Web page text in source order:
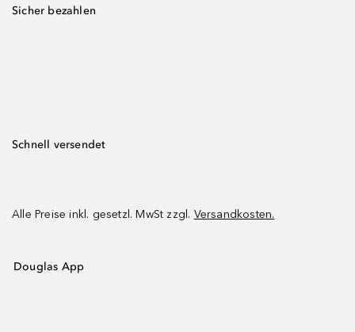
Sicher bezahlen
Schnell versendet
Alle Preise inkl. gesetzl. MwSt zzgl. Versandkosten.
Douglas App